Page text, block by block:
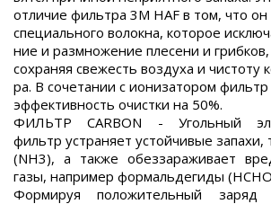
отличие фильтра 3M HAF в том, что он
специального волокна, которое
ние и размножение плесени и
сохраняя свежесть воздуха и чистоту
ра. В сочетании с ионизатором фильтр
эффективность очистки на 50%.
ФИЛЬТР CARBON - Угольный
фильтр устраняет устойчивые запахи,
(NH3), а также обеззараживает
газы, например формальдегиды
Формируя положительный заряд